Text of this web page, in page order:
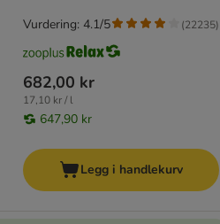
682,00 kr
17,10 kr / l
647,90 kr
Vurdering: 4.1/5 (22235)
Legg i handlekurv